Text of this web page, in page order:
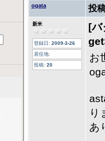
ogata
投
新米
登録日: 2009-3-26
居住地:
投稿: 20
[
お
り
あ